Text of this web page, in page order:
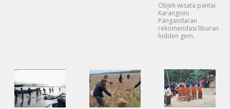
Objek wisata pantai
Karangnini
Pangandaran
rekomendasi liburan
hidden gem.